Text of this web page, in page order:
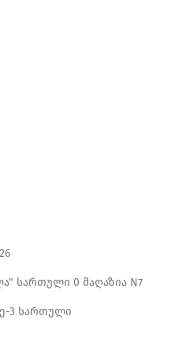
სართული 0 მაღაზია N7
3 სართული